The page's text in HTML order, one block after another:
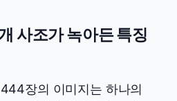
사조가 녹아든 특징
장의 이미지는 하나의